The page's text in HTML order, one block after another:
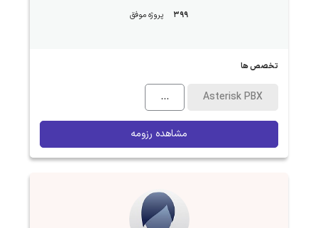
399 پروژه موفق
تخصص ها
Asterisk PBX
...
مشاهده رزومه